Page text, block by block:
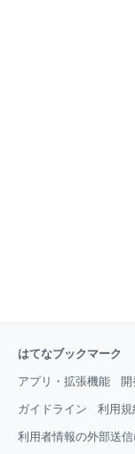
はてなブックマーク
アプリ・拡張機能
ガイドライン 利用規
利用者情報の外部送